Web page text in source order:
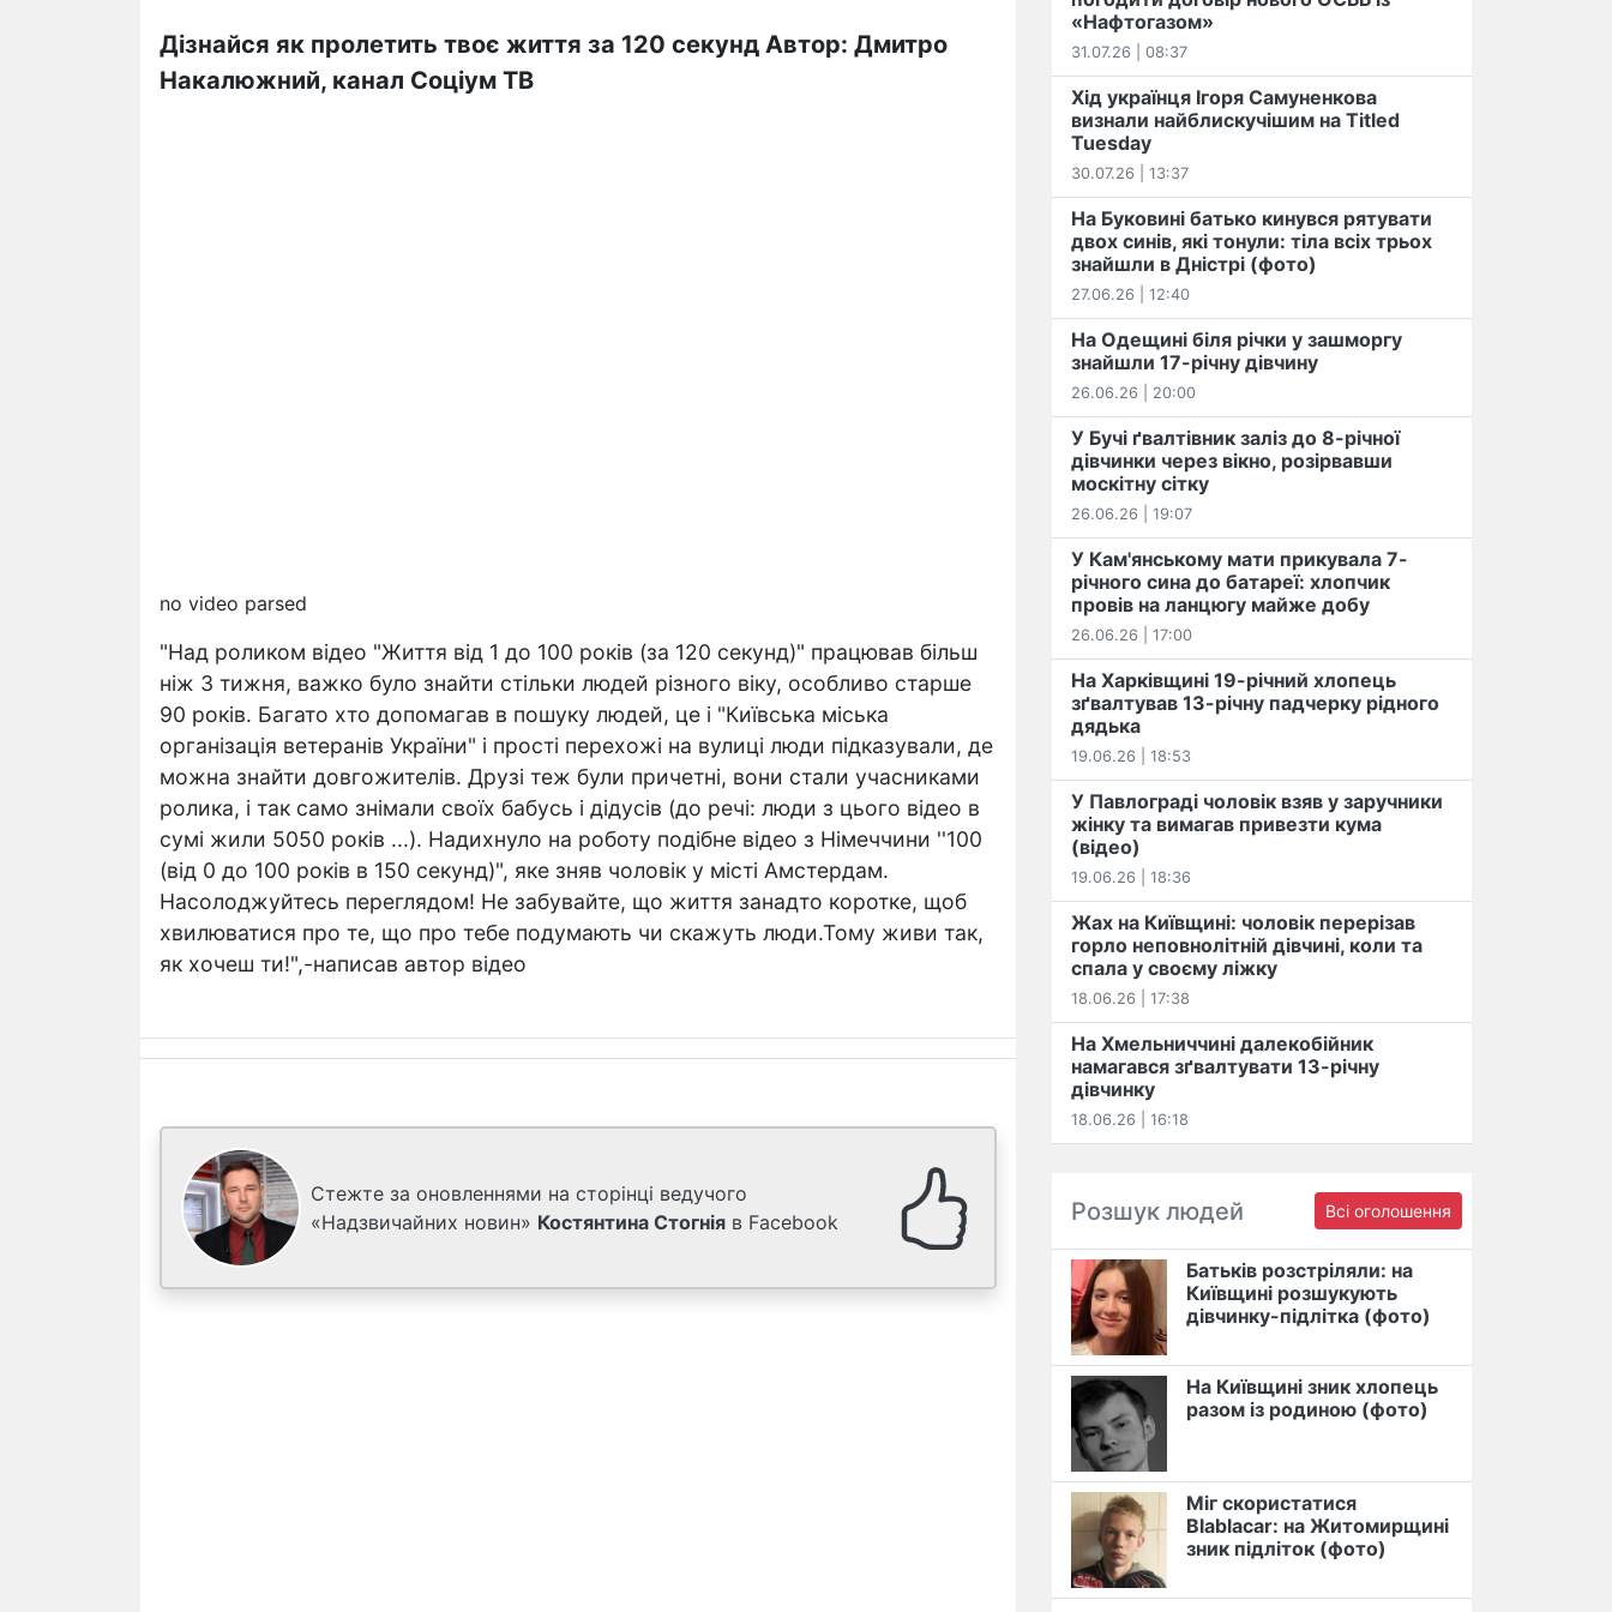
Дізнайся як пролетить твоє життя за 120 секунд Автор: Дмитро
Накалюжний, канал Соціум ТВ
no video parsed
"Над роликом відео "Життя від 1 до 100 років (за 120 секунд)" працював більш
ніж 3 тижня, важко було знайти стільки людей різного віку, особливо старше
90 років. Багато хто допомагав в пошуку людей, це і "Київська міська
організація ветеранів України" і прості перехожі на вулиці люди підказували, де
можна знайти довгожителів. Друзі теж були причетні, вони стали учасниками
ролика, і так само знімали своїх бабусь і дідусів (до речі: люди з цього відео в
сумі жили 5050 років ...). Надихнуло на роботу подібне відео з Німеччини ''100
(від 0 до 100 років в 150 секунд)", яке зняв чоловік у місті Амстердам.
Насолоджуйтесь переглядом! Не забувайте, що життя занадто коротке, щоб
хвилюватися про те, що про тебе подумають чи скажуть люди.Тому живи так,
як хочеш ти!",-написав автор відео
Стежте за оновленнями на сторінці ведучого
«Надзвичайних новин» Костянтина Стогнія в Facebook
«Нафтогазом»
31.07.26 | 08:37
Хід українця Ігоря Самуненкова
визнали найблискучішим на Titled
Tuesday
30.07.26 | 13:37
На Буковині батько кинувся рятувати
двох синів, які тонули: тіла всіх трьох
знайшли в Дністрі (фото)
27.06.26 | 12:40
На Одещині біля річки у зашморгу
знайшли 17-річну дівчину
26.06.26 | 20:00
У Бучі ґвалтівник заліз до 8-річної
дівчинки через вікно, розірвавши
москітну сітку
26.06.26 | 19:07
У Кам'янському мати прикувала 7-
річного сина до батареї: хлопчик
провів на ланцюгу майже добу
26.06.26 | 17:00
На Харківщині 19-річний хлопець​
️зґвалтував 13-річну падчерку рідного
дядька
19.06.26 | 18:53
У Павлограді чоловік взяв у заручники
жінку та вимагав привезти кума
(відео)
19.06.26 | 18:36
Жах на Київщині: чоловік перерізав
горло неповнолітній дівчині, коли та
спала у своєму ліжку
18.06.26 | 17:38
На Хмельниччині далекобійник
намагався зґвалтувати 13-річну
дівчинку
18.06.26 | 16:18
Розшук людей Всі оголошення
Батьків розстріляли: на
Київщині розшукують
дівчинку-підлітка (фото)
На Київщині зник хлопець
разом із родиною (фото)
Міг скористатися
Blablacar: на Житомирщині
зник підліток (фото)